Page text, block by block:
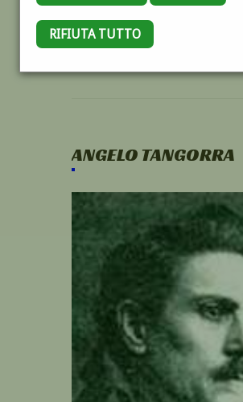
RIFIUTA TUTTO
ANGELO TANGORRA